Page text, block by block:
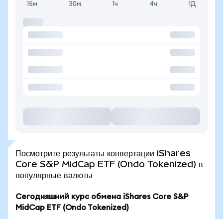
15м 30м 1ч 4ч 1Д
Посмотрите результаты конвертации iShares
Core S&P MidCap ETF (Ondo Tokenized) в
популярные валюты
Сегодняшний курс обмена iShares Core S&P
MidCap ETF (Ondo Tokenized)